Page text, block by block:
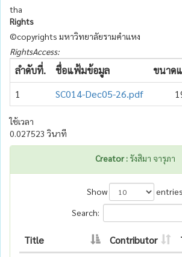
tha
Rights
©copyrights มหาวิทยาลัยรามคำแหง
RightsAccess:
ลำดับที่. ชื่อแฟ้มข้อมูล ขนาด
1
SC014-Dec05-26.pdf
ใช้เวลา
0.027523 วินาที
Creator :รังสิมา จารุภา
Show
entries
Search:
Title Contributor